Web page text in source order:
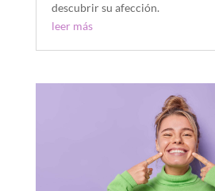
descubrir su afección.
leer más